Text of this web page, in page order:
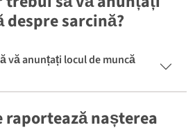
despre sarcină?
vă anunțați locul de muncă
raportează nașterea